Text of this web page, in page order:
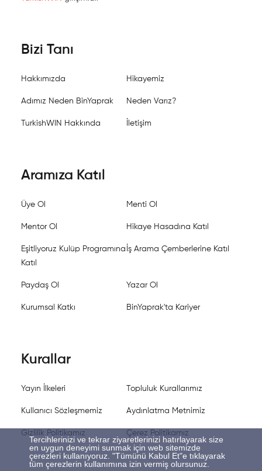
Tercihlerinizi ve tekrar ziyaretlerinizi hatırlayarak size
en uygun deneyimi sunmak için web sitemizde
çerezleri kullanıyoruz. "Tümünü Kabul Et"e tıklayarak
tüm çerezlerin kullanımına izin vermiş olursunuz.
Bizi Tanı
Hakkımızda Hikayemiz
Adımız Neden BinYaprak Neden Varız?
TurkishWIN Hakkında İletişim
Aramıza Katıl
Üye Ol Menti Ol
Mentor Ol Hikaye Hasadına Katıl
Eşitliyoruz Kulüp Programına
Katıl
İş Arama Çemberlerine Katıl
Paydaş Ol Yazar Ol
Kurumsal Katkı BinYaprak'ta Kariyer
Kurallar
Yayın İlkeleri Topluluk Kurallarımız
Kullanıcı Sözleşmemiz Aydınlatma Metnimiz
Gizlilik Politikamız Çerez Politikamız